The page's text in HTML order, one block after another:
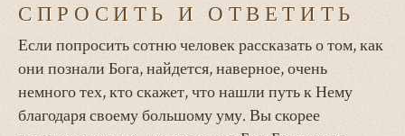
СПРОСИТЬ И ОТВЕТИТЬ
Если попросить сотню человек рассказать о том, как
они познали Бога, найдется, наверное, очень
немного тех, кто скажет, что нашли путь к Нему
благодаря своему большому уму. Вы скорее